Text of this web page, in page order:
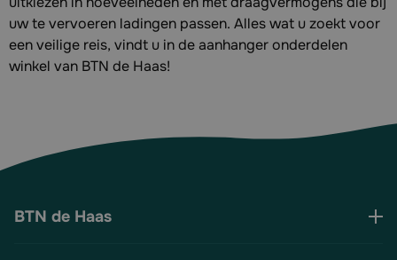
uw te vervoeren ladingen passen. Alles wat u zoekt voor
een veilige reis, vindt u in de aanhanger onderdelen
winkel van BTN de Haas!
BTN de Haas